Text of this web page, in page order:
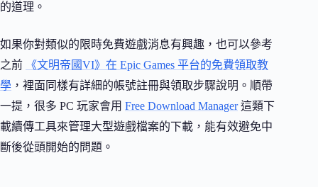
的道理。
如果你對類似的限時免費遊戲消息有興趣，也可以參考
之前
《文明帝國VI》在 Epic Games 平台的免費領取教
學 ，裡面同樣有詳細的帳號註冊與領取步驟說明。順帶
一提，很多 PC 玩家會用 Free Download Manager這類下
載續傳工具來管理大型遊戲檔案的下載，能有效避免中
斷後從頭開始的問題。